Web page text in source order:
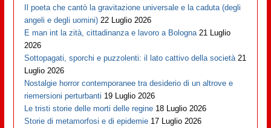
Il poeta che cantò la gravitazione universale e la caduta (degli
angeli e degli uomini) 22 Luglio 2026
E man int la zità, cittadinanza e lavoro a Bologna 21 Luglio
2026
Sottopagati, sporchi e puzzolenti: il lato cattivo della società 21
Luglio 2026
Nostalgie horror contemporanee tra desiderio di un altrove e
riemersioni perturbanti 19 Luglio 2026
Le tristi storie delle morti delle regine 18 Luglio 2026
Storie di metamorfosi e di epidemie 17 Luglio 2026